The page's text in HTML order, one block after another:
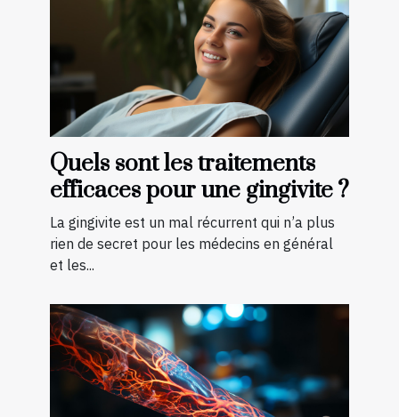
Quels sont les traitements
efficaces pour une gingivite ?
La gingivite est un mal récurrent qui n’a plus
rien de secret pour les médecins en général
et les...